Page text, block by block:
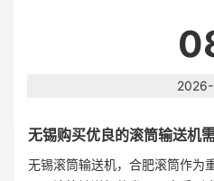
无锡购买优良的滚筒输送机
无锡滚筒输送机，合肥滚筒作为